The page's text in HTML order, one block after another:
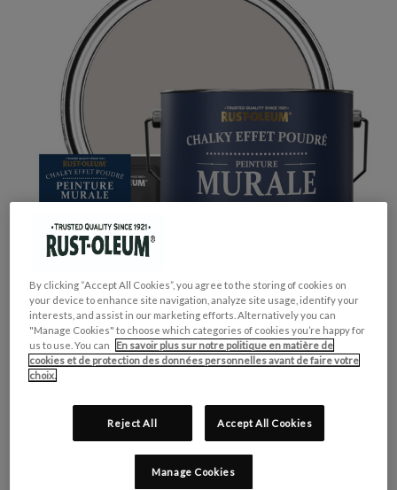
GROUPE DE COULEUR:
COLLECTION DE COULEUR: Pastel
By clicking “Accept All Cookies”, you agree to the storing of cookies on
your device to enhance site navigation, analyze site usage, identify your
interests, and assist in our marketing efforts. Alternatively you can
"Manage Cookies" to choose which categories of cookies you’re happy for
us to use. You can
En savoir plus sur notre politique en matière de
cookies et de protection des données personnelles avant de faire votre
choix.
Reject All Accept All Cookies
Manage Cookies